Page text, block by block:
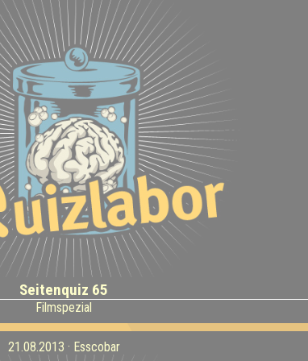
Seitenquiz 65
Filmspezial
21.08.2013 · Esscobar